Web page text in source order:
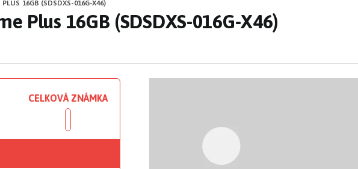
16GB (SDSDXS-016G-X46)
Plus 16GB (SDSDXS-016G-X46)
CELKOVÁ ZNÁMKA